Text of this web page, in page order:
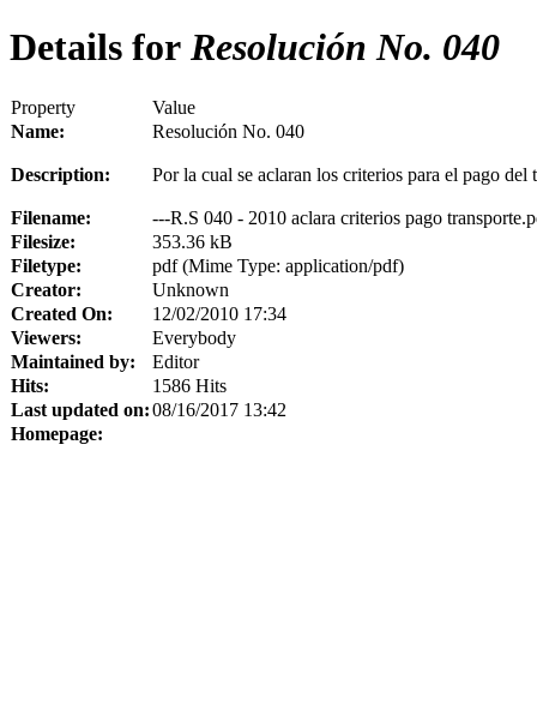
Details for Resolución No. 040
Property
Value
Name:
Resolución No. 040
Description: Por la cual se aclaran los criterios para el pago
Filename:
---R.S 040 - 2010 aclara criterios pago
Filesize:
353.36 kB
Filetype:
pdf (Mime Type: application/pdf)
Creator:
Unknown
Created On:
12/02/2010 17:34
Viewers:
Everybody
Maintained by:
Editor
Hits:
1586 Hits
Last updated on:08/16/2017 13:42
Homepage: